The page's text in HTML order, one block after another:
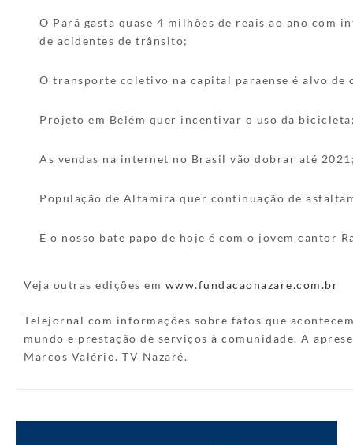
O Pará gasta quase 4 milhões de reais ao ano com
de acidentes de trânsito;
O transporte coletivo na capital paraense é alvo de
Projeto em Belém quer incentivar o uso da
As vendas na internet no Brasil vão dobrar até
População de Altamira quer continuação de
E o nosso bate papo de hoje é com o jovem cantor
Veja outras edições em www.fundacaonazare.com.br
Telejornal com informações sobre fatos que
mundo e prestação de serviços à comunidade. A
Marcos Valério. TV Nazaré.